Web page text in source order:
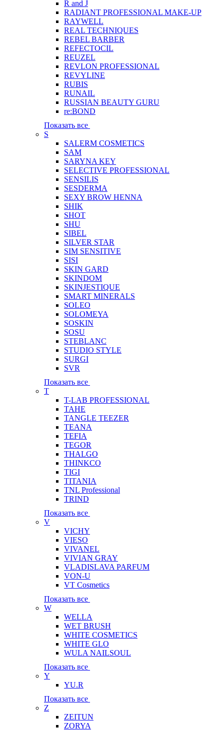
R and J
RADIANT PROFESSIONAL MAKE-UP
RAYWELL
REAL TECHNIQUES
REBEL BARBER
REFECTOCIL
REUZEL
REVLON PROFESSIONAL
REVYLINE
RUBIS
RUNAIL
RUSSIAN BEAUTY GURU
re:BOND
Показать все
S
SALERM COSMETICS
SAM
SARYNA KEY
SELECTIVE PROFESSIONAL
SENSILIS
SESDERMA
SEXY BROW HENNA
SHIK
SHOT
SHU
SIBEL
SILVER STAR
SIM SENSITIVE
SISI
SKIN GARD
SKINDOM
SKINJESTIQUE
SMART MINERALS
SOLEO
SOLOMEYA
SOSKIN
SOSU
STEBLANC
STUDIO STYLE
SURGI
SVR
Показать все
T
T-LAB PROFESSIONAL
TAHE
TANGLE TEEZER
TEANA
TEFIA
TEGOR
THALGO
THINKCO
TIGI
TITANIA
TNL Professional
TRIND
Показать все
V
VICHY
VIESO
VIVANEL
VIVIAN GRAY
VLADISLAVA PARFUM
VON-U
VT Cosmetics
Показать все
W
WELLA
WET BRUSH
WHITE COSMETICS
WHITE GLO
WULA NAILSOUL
Показать все
Y
YU.R
Показать все
Z
ZEITUN
ZORYA